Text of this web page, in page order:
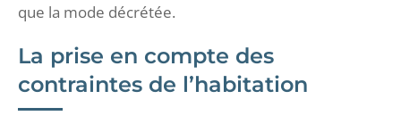
que la mode décrétée.
La prise en compte des
contraintes de l’habitation